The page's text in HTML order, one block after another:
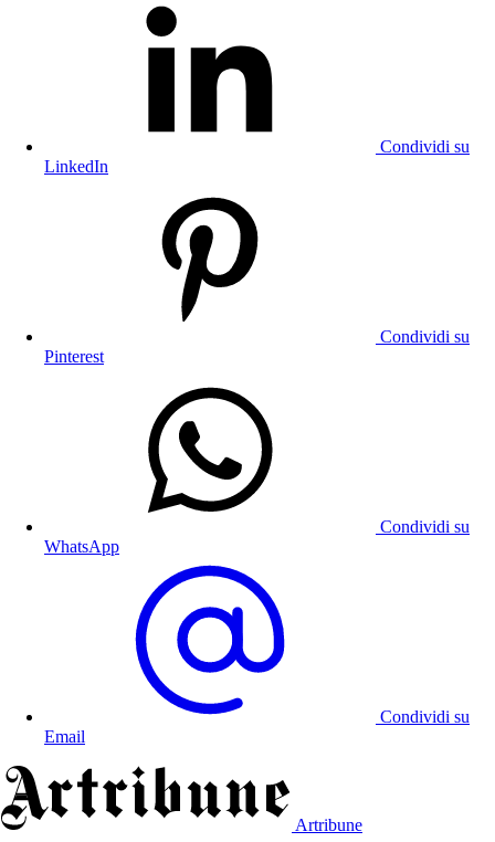
Condividi su
LinkedIn
Condividi su
Pinterest
Condividi su
WhatsApp
Condividi su
Email
Artribune